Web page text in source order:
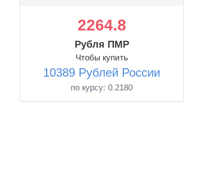
2264.8
Рубля ПМР
Чтобы купить
10389 Рублей России
по курсу: 0.2180